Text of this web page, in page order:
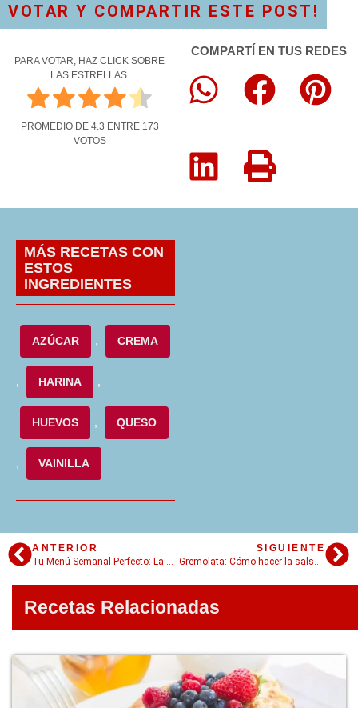
VOTAR Y COMPARTIR ESTE POST!
PARA VOTAR, HAZ CLICK SOBRE
LAS ESTRELLAS.
PROMEDIO DE 4.3 ENTRE 173
VOTOS
COMPARTÍ EN TUS REDES
MÁS RECETAS CON
ESTOS
INGREDIENTES
AZÚCAR , CREMA
, HARINA ,
HUEVOS , QUESO
, VAINILLA
ANTERIOR
SIGUIENTE
Recetas Relacionadas